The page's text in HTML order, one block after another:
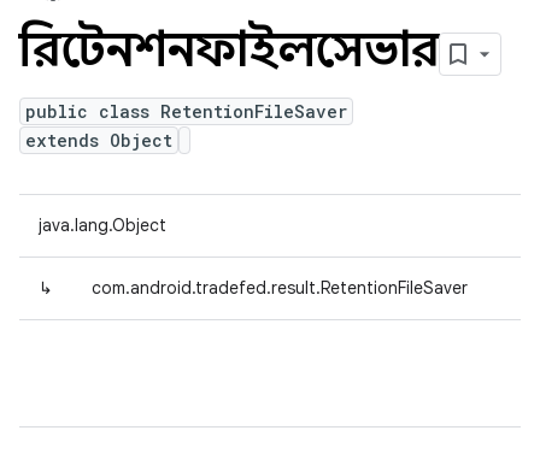
রিটেনশনফাইলসেভার
public class RetentionFileSaver
extends Object
java.lang.Object
↳ com.android.tradefed.result.RetentionFileSaver